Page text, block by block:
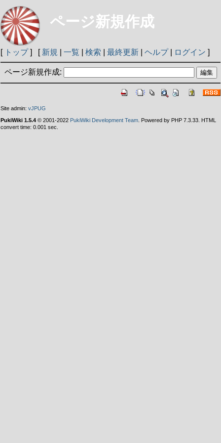
ページ新規作成
[ トップ] [ 新規 一覧 検索 最終更新 ヘルプ| ログイン ]
ページ新規作成:
Site admin: vJPUG
PukiWiki 1.5.4 © 2001-2022 PukiWiki Development Team . Powered by PHP 7.3.33. HTML
convert time: 0.001 sec.